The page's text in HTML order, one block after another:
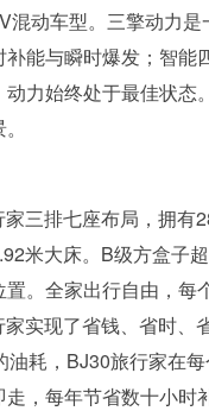
动车型。三擎动力
能与瞬时爆发；智
力始终处于最佳状
家三排七座布局，拥
米大床。B级方盒子
。全家出行自由，每
家实现了省钱、省时
耗，BJ30旅行家在
，每年节省数十小